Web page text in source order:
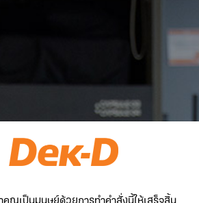
คุณเป็นมนุษย์ด้วยการทำคำสั่งนี้ให้เสร็จสิ้น